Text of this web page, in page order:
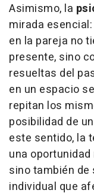
Asimismo, la
mirada
en la pareja no
presente, sino
resueltas del
en un espacio
repitan los
posibilidad de
este sentido, la
una
sino también
individual que